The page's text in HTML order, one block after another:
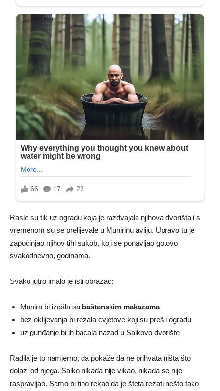
Rasle su tik uz ogradu koja je razdvajala njihova dvorišta i s
vremenom su se prelijevale u Munirinu avliju. Upravo tu je
započinjao njihov tihi sukob, koji se ponavljao gotovo
svakodnevno, godinama.
Svako jutro imalo je isti obrazac:
Munira bi izašla sa baštenskim makazama
bez oklijevanja bi rezala cvjetove koji su prešli ogradu
uz gunđanje bi ih bacala nazad u Salkovo dvorište
Radila je to namjerno, da pokaže da ne prihvata ništa što
dolazi od njega. Salko nikada nije vikao, nikada se nije
raspravljao. Samo bi tiho rekao da je šteta rezati nešto tako